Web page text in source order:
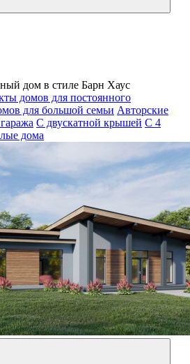
дом в стиле Барн Хаус
домов для постоянного
для большой семьи Авторские
С двускатной крышей С 4
дома